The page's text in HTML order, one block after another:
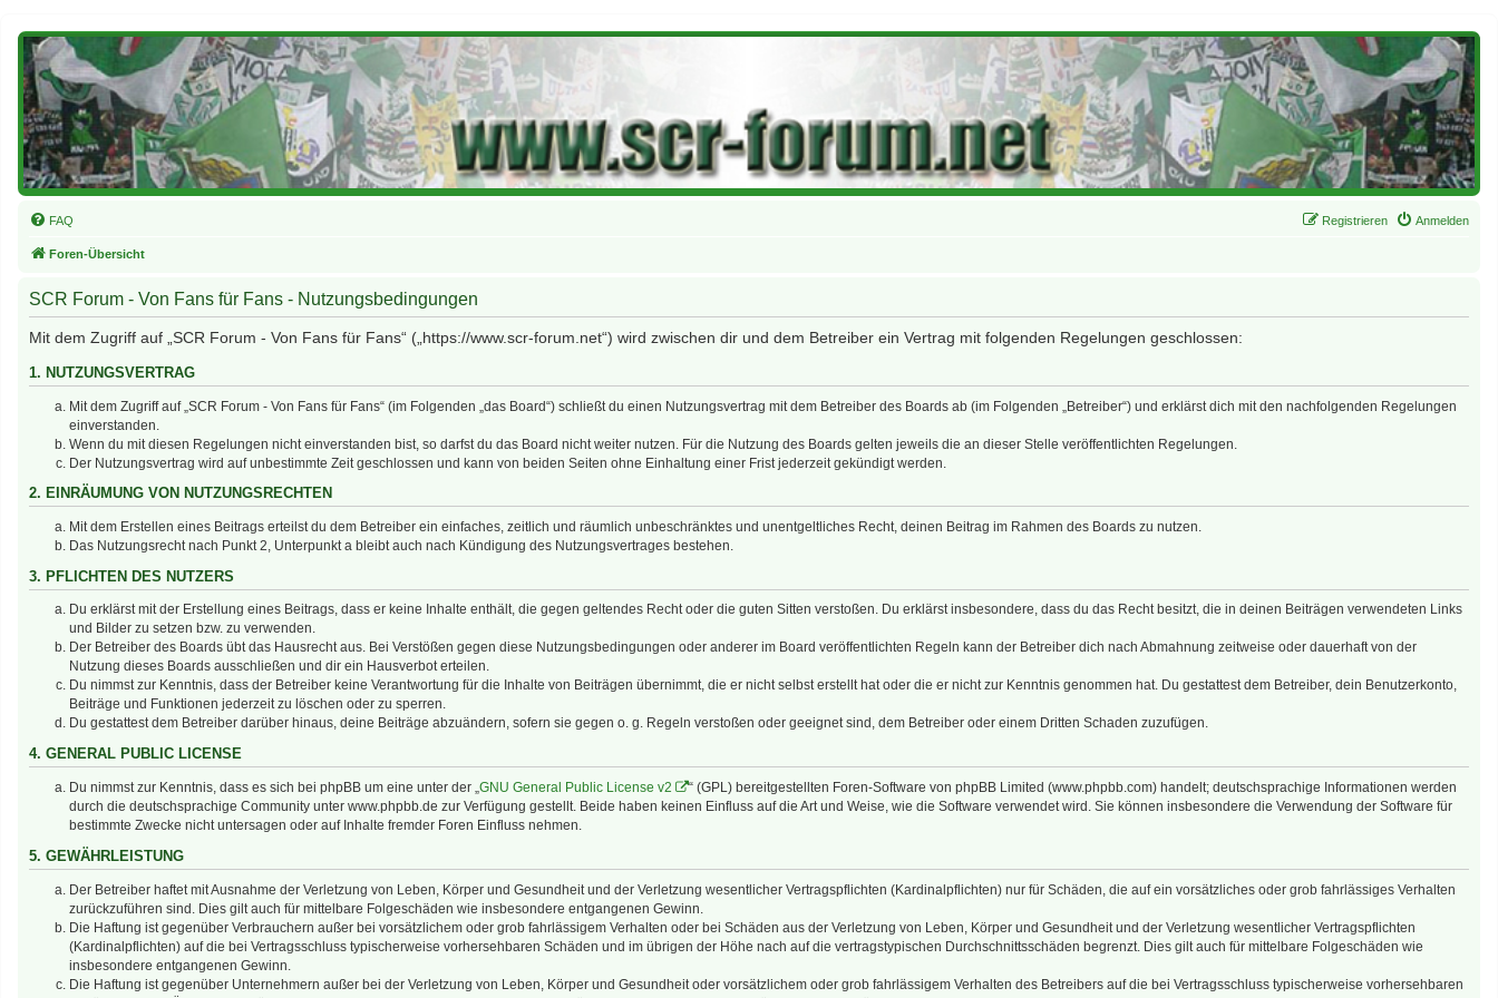
FAQ Anmelden
Registrieren
Foren-Übersicht
SCR Forum - Von Fans für Fans - Nutzungsbedingungen
Mit dem Zugriff auf „SCR Forum - Von Fans für Fans“ („https://www.scr-forum.net“) wird zwischen dir und dem Betreiber ein Vertrag mit folgenden Regelungen geschlossen:
1. NUTZUNGSVERTRAG
Mit dem Zugriff auf „SCR Forum - Von Fans für Fans“ (im Folgenden „das Board“) schließt du einen Nutzungsvertrag mit dem Betreiber des Boards ab (im Folgenden „Betreiber“) und erklärst dich mit den nachfolgenden Regelungen
einverstanden.
Wenn du mit diesen Regelungen nicht einverstanden bist, so darfst du das Board nicht weiter nutzen. Für die Nutzung des Boards gelten jeweils die an dieser Stelle veröffentlichten Regelungen.
Der Nutzungsvertrag wird auf unbestimmte Zeit geschlossen und kann von beiden Seiten ohne Einhaltung einer Frist jederzeit gekündigt werden.
2. EINRÄUMUNG VON NUTZUNGSRECHTEN
Mit dem Erstellen eines Beitrags erteilst du dem Betreiber ein einfaches, zeitlich und räumlich unbeschränktes und unentgeltliches Recht, deinen Beitrag im Rahmen des Boards zu nutzen.
Das Nutzungsrecht nach Punkt 2, Unterpunkt a bleibt auch nach Kündigung des Nutzungsvertrages bestehen.
3. PFLICHTEN DES NUTZERS
Du erklärst mit der Erstellung eines Beitrags, dass er keine Inhalte enthält, die gegen geltendes Recht oder die guten Sitten verstoßen. Du erklärst insbesondere, dass du das Recht besitzt, die in deinen Beiträgen verwendeten Links
und Bilder zu setzen bzw. zu verwenden.
Der Betreiber des Boards übt das Hausrecht aus. Bei Verstößen gegen diese Nutzungsbedingungen oder anderer im Board veröffentlichten Regeln kann der Betreiber dich nach Abmahnung zeitweise oder dauerhaft von der
Nutzung dieses Boards ausschließen und dir ein Hausverbot erteilen.
Du nimmst zur Kenntnis, dass der Betreiber keine Verantwortung für die Inhalte von Beiträgen übernimmt, die er nicht selbst erstellt hat oder die er nicht zur Kenntnis genommen hat. Du gestattest dem Betreiber, dein Benutzerkonto,
Beiträge und Funktionen jederzeit zu löschen oder zu sperren.
Du gestattest dem Betreiber darüber hinaus, deine Beiträge abzuändern, sofern sie gegen o. g. Regeln verstoßen oder geeignet sind, dem Betreiber oder einem Dritten Schaden zuzufügen.
4. GENERAL PUBLIC LICENSE
Du nimmst zur Kenntnis, dass es sich bei phpBB um eine unter der „GNU General Public License v2
“ (GPL) bereitgestellten Foren-Software von phpBB Limited (www.phpbb.com) handelt; deutschsprachige Informationen werden
durch die deutschsprachige Community unter www.phpbb.de zur Verfügung gestellt. Beide haben keinen Einfluss auf die Art und Weise, wie die Software verwendet wird. Sie können insbesondere die Verwendung der Software für
bestimmte Zwecke nicht untersagen oder auf Inhalte fremder Foren Einfluss nehmen.
5. GEWÄHRLEISTUNG
Der Betreiber haftet mit Ausnahme der Verletzung von Leben, Körper und Gesundheit und der Verletzung wesentlicher Vertragspflichten (Kardinalpflichten) nur für Schäden, die auf ein vorsätzliches oder grob fahrlässiges Verhalten
zurückzuführen sind. Dies gilt auch für mittelbare Folgeschäden wie insbesondere entgangenen Gewinn.
Die Haftung ist gegenüber Verbrauchern außer bei vorsätzlichem oder grob fahrlässigem Verhalten oder bei Schäden aus der Verletzung von Leben, Körper und Gesundheit und der Verletzung wesentlicher Vertragspflichten
(Kardinalpflichten) auf die bei Vertragsschluss typischerweise vorhersehbaren Schäden und im übrigen der Höhe nach auf die vertragstypischen Durchschnittsschäden begrenzt. Dies gilt auch für mittelbare Folgeschäden wie
insbesondere entgangenen Gewinn.
Die Haftung ist gegenüber Unternehmern außer bei der Verletzung von Leben, Körper und Gesundheit oder vorsätzlichem oder grob fahrlässigem Verhalten des Betreibers auf die bei Vertragsschluss typischerweise vorhersehbaren